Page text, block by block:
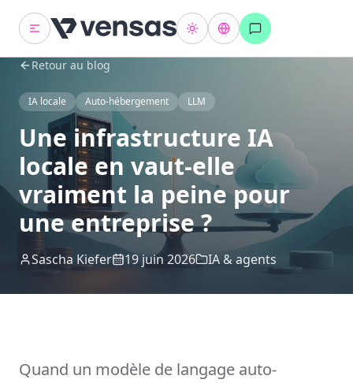
Retour au blog
IA locale Auto-hébergement LLM
Une infrastructure IA
locale en vaut-elle
vraiment la peine pour
une entreprise ?
Sascha Kiefer 19 juin 2026 IA & agents
Quand un modèle de langage auto-